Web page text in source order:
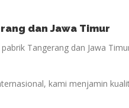
dan Jawa Timur
Tangerang dan Jawa
kami menjamin